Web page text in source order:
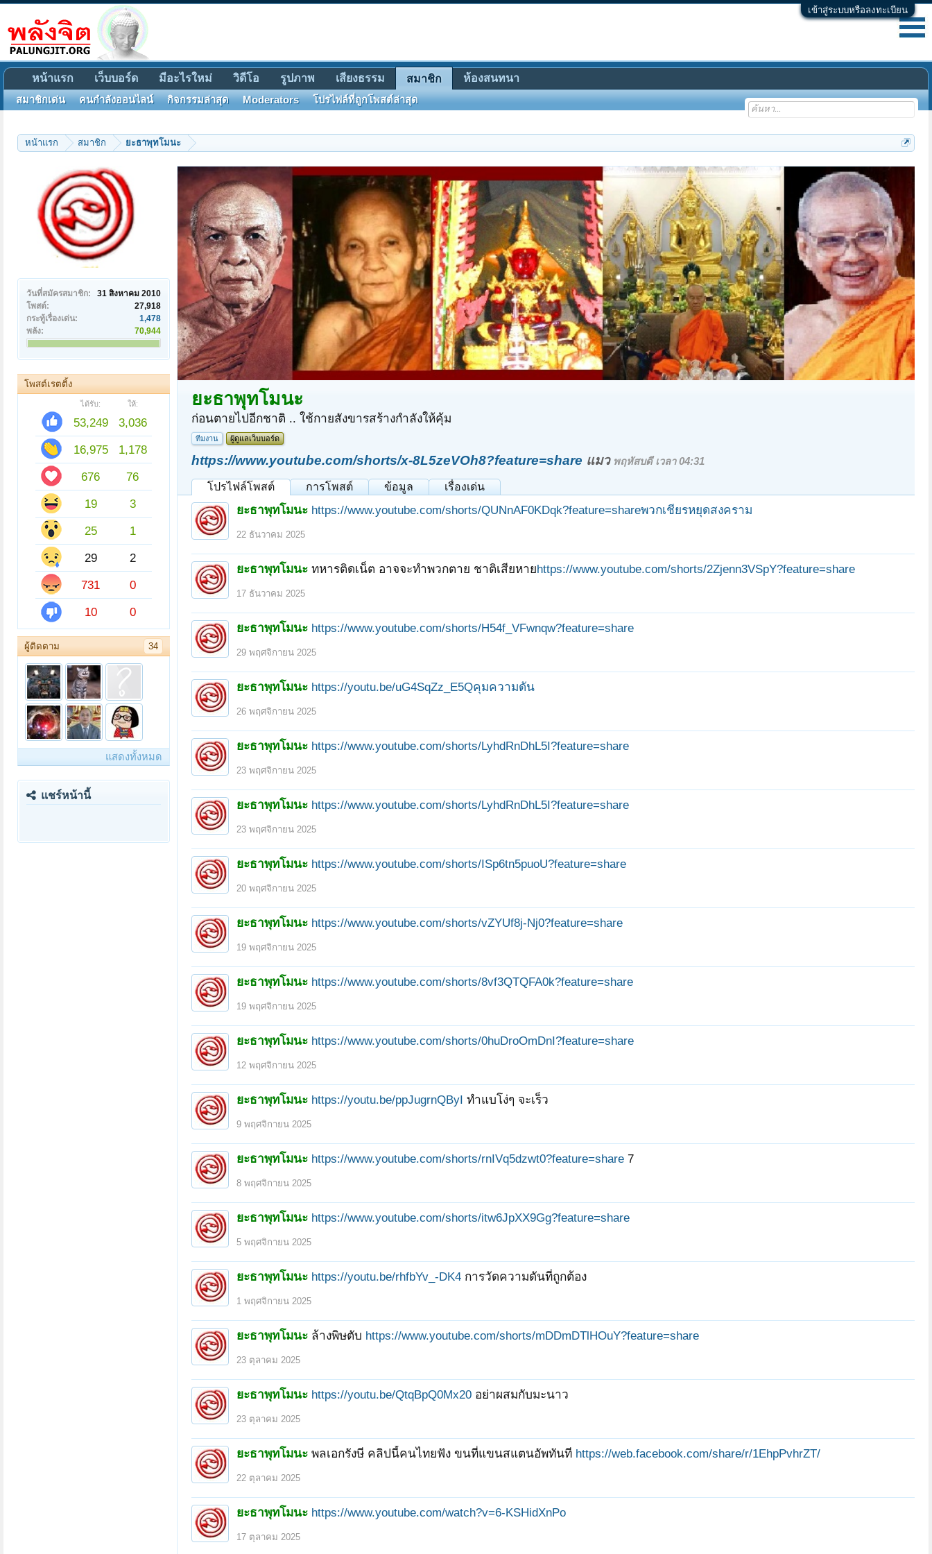
เข้าสู่ระบบหรือลงทะเบียน
หน้าแรก สมาชิก ยะธาพุทโมนะ
วันที่สมัครสมาชิก:
31 สิงหาคม 2010
โพสต์:
27,918
กระทู้เรื่องเด่น:
1,478
พลัง:
70,944
โพสต์เรตติ้ง
ได้รับ: ให้:
53,249
3,036
16,975
1,178
676
76
19
3
25
1
29
2
731
0
10
0
ผู้ติดตาม 34
pl56 zalievanartohm
แสดงทั้งหมด
แชร์หน้านี้
ยะธาพุทโมนะ
ก่อนตายไปอีกชาติ .. ใช้กายสังขารสร้างกำลังให้คุ้ม
ทีมงาน ผู้ดูแลเว็บบอร์ด
https://www.youtube.com/shorts/x-8L5zeVOh8?feature=share แมว พฤหัสบดี เวลา 04:31
โปรไฟล์โพสต์ การโพสต์ ข้อมูล เรื่องเด่น
ยะธาพุทโมนะ https://www.youtube.com/shorts/QUNnAF0KDqk?feature=shareพวกเชียรหยุดสงคราม
22 ธันวาคม 2025
ยะธาพุทโมนะ ทหารติดเน็ต อาจจะทำพวกตาย ชาติเสียหายhttps://www.youtube.com/shorts/2Zjenn3VSpY?feature=share
17 ธันวาคม 2025
ยะธาพุทโมนะ https://www.youtube.com/shorts/H54f_VFwnqw?feature=share
29 พฤศจิกายน 2025
ยะธาพุทโมนะ https://youtu.be/uG4SqZz_E5Qคุมความดัน
26 พฤศจิกายน 2025
ยะธาพุทโมนะ https://www.youtube.com/shorts/LyhdRnDhL5I?feature=share
23 พฤศจิกายน 2025
ยะธาพุทโมนะ https://www.youtube.com/shorts/LyhdRnDhL5I?feature=share
23 พฤศจิกายน 2025
ยะธาพุทโมนะ https://www.youtube.com/shorts/ISp6tn5puoU?feature=share
20 พฤศจิกายน 2025
ยะธาพุทโมนะ https://www.youtube.com/shorts/vZYUf8j-Nj0?feature=share
19 พฤศจิกายน 2025
ยะธาพุทโมนะ https://www.youtube.com/shorts/8vf3QTQFA0k?feature=share
19 พฤศจิกายน 2025
ยะธาพุทโมนะ https://www.youtube.com/shorts/0huDroOmDnI?feature=share
12 พฤศจิกายน 2025
ยะธาพุทโมนะ https://youtu.be/ppJugrnQByI ทำแบโง่ๆ จะเร็ว
9 พฤศจิกายน 2025
ยะธาพุทโมนะ https://www.youtube.com/shorts/rnIVq5dzwt0?feature=share 7
8 พฤศจิกายน 2025
ยะธาพุทโมนะ https://www.youtube.com/shorts/itw6JpXX9Gg?feature=share
5 พฤศจิกายน 2025
ยะธาพุทโมนะ https://youtu.be/rhfbYv_-DK4 การวัดความดันที่ถูกต้อง
1 พฤศจิกายน 2025
ยะธาพุทโมนะ ล้างพิษตับ https://www.youtube.com/shorts/mDDmDTlHOuY?feature=share
23 ตุลาคม 2025
ยะธาพุทโมนะ https://youtu.be/QtqBpQ0Mx20 อย่าผสมกับมะนาว
23 ตุลาคม 2025
ยะธาพุทโมนะ พลเอกรังษี คลิปนี้คนไทยฟัง ขนที่แขนสแตนอัพทันที https://web.facebook.com/share/r/1EhpPvhrZT/
22 ตุลาคม 2025
ยะธาพุทโมนะ https://www.youtube.com/watch?v=6-KSHidXnPo
17 ตุลาคม 2025
< ย้อนกลับ 4
หน้าแรก เว็บบอร์ด มีอะไรใหม่ วิดีโอ รูปภาพ เสียงธรรม สมาชิก
สมาชิกเด่น คนกำลังออนไลน์ กิจกรรมล่าสุด Moderators โปรไฟล์ที่ถูกโพสต์ล่าสุด
ห้องสนทนา